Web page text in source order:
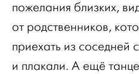
пожелания близких,
от родственников,
приехать из соседней
и плакали. А ещё